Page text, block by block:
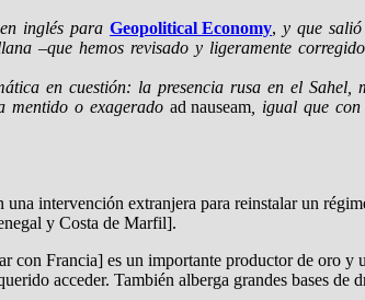
inglés para Geopolitical Economy, y que
–que hemos revisado y ligeramente
en cuestión: la presencia rusa en el
mentido o exagerado ad nauseam, igual que
intervención extranjera para reinstalar un
y Costa de Marfil].
Francia] es un importante productor de oro y
acceder. También alberga grandes bases de